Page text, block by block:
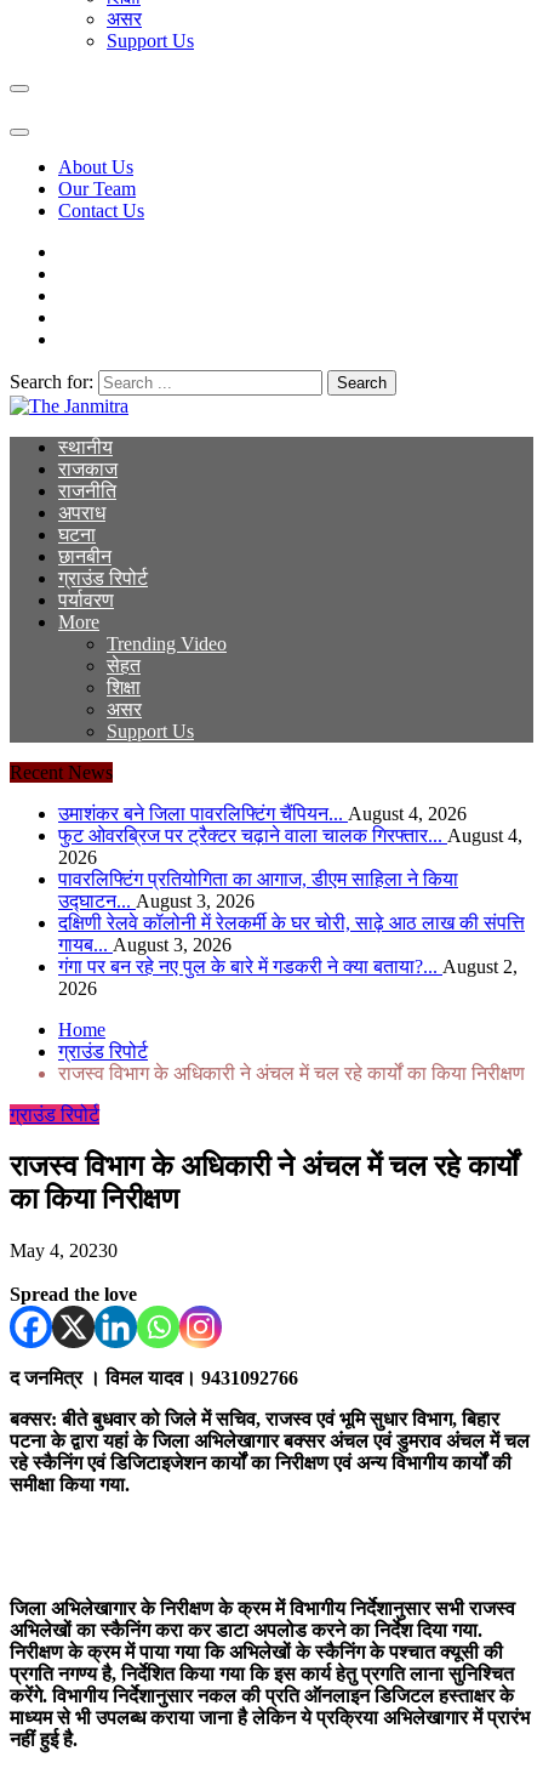
असर
Support Us
About Us
Our Team
Contact Us
Search for:
The Janmitra
The Janmitra
स्थानीय
राजकाज
राजनीति
अपराध
घटना
छानबीन
ग्राउंड रिपोर्ट
पर्यावरण
More
Trending Video
सेहत
शिक्षा
असर
Support Us
Recent News
उमाशंकर बने जिला पावरलिफ्टिंग चैंपियन... August 4, 2026
फुट ओवरब्रिज पर ट्रैक्टर चढ़ाने वाला चालक गिरफ्तार... August 4,
2026
पावरलिफ्टिंग प्रतियोगिता का आगाज, डीएम साहिला ने किया
उद्घाटन... August 3, 2026
दक्षिणी रेलवे कॉलोनी में रेलकर्मी के घर चोरी, साढ़े आठ लाख की संपत्ति
गायब... August 3, 2026
गंगा पर बन रहे नए पुल के बारे में गडकरी ने क्या बताया?... August 2,
2026
Home
ग्राउंड रिपोर्ट
राजस्व विभाग के अधिकारी ने अंचल में चल रहे कार्यों का किया निरीक्षण
ग्राउंड रिपोर्ट
राजस्व विभाग के अधिकारी ने अंचल में चल रहे कार्यों
का किया निरीक्षण
May 4, 20230
Spread the love
द जनमित्र । विमल यादव। 9431092766
बक्सर: बीते बुधवार को जिले में सचिव, राजस्व एवं भूमि सुधार विभाग, बिहार
पटना के द्वारा यहां के जिला अभिलेखागार बक्सर अंचल एवं डुमराव अंचल में चल
रहे स्कैनिंग एवं डिजिटाइजेशन कार्यों का निरीक्षण एवं अन्य विभागीय कार्यों की
समीक्षा किया गया.
जिला अभिलेखागार के निरीक्षण के क्रम में विभागीय निर्देशानुसार सभी राजस्व
अभिलेखों का स्कैनिंग करा कर डाटा अपलोड करने का निर्देश दिया गया.
निरीक्षण के क्रम में पाया गया कि अभिलेखों के स्कैनिंग के पश्चात क्यूसी की
प्रगति नगण्य है, निर्देशित किया गया कि इस कार्य हेतु प्रगति लाना सुनिश्चित
करेंगे. विभागीय निर्देशानुसार नकल की प्रति ऑनलाइन डिजिटल हस्ताक्षर के
माध्यम से भी उपलब्ध कराया जाना है लेकिन ये प्रक्रिया अभिलेखागार में प्रारंभ
नहीं हुई है.